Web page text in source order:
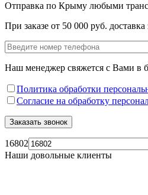
Отправка по Крыму любыми
При заказе от 50 000 руб. доставка
Наш менеджер свяжется с Вами в
Политика обработки
Согласие на обработку
16802
Наши довольные клиенты